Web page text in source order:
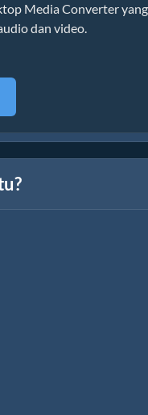
Media Converter yang
dan video.